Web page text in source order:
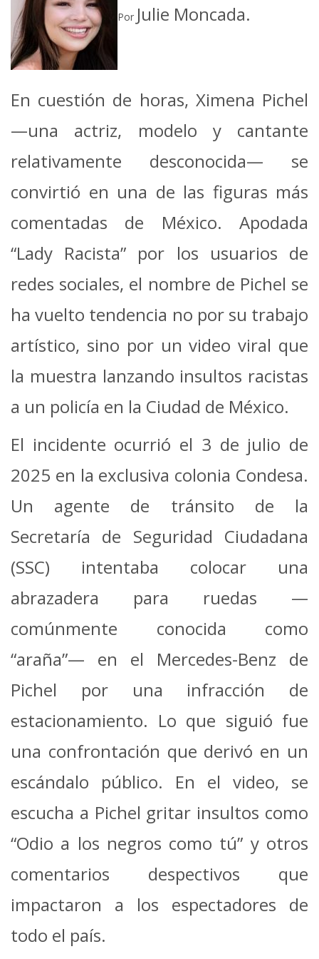
Por Julie Moncada.
En cuestión de horas, Ximena Pichel
—una actriz, modelo y cantante
relativamente desconocida— se
convirtió en una de las figuras más
comentadas de México. Apodada
“Lady Racista” por los usuarios de
redes sociales, el nombre de Pichel se
ha vuelto tendencia no por su trabajo
artístico, sino por un video viral que
la muestra lanzando insultos racistas
a un policía en la Ciudad de México.
El incidente ocurrió el 3 de julio de
2025 en la exclusiva colonia Condesa.
Un agente de tránsito de la
Secretaría de Seguridad Ciudadana
(SSC) intentaba colocar una
abrazadera para ruedas —
comúnmente conocida como
“araña”— en el Mercedes-Benz de
Pichel por una infracción de
estacionamiento. Lo que siguió fue
una confrontación que derivó en un
escándalo público. En el video, se
escucha a Pichel gritar insultos como
“Odio a los negros como tú” y otros
comentarios despectivos que
impactaron a los espectadores de
todo el país.